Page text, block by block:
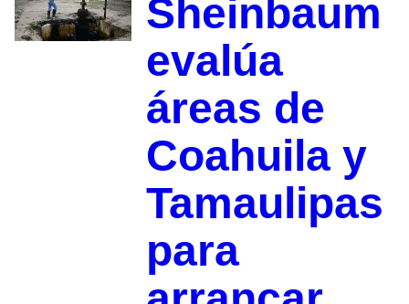
Sheinbaum
evalúa
áreas de
Coahuila y
Tamaulipas
para